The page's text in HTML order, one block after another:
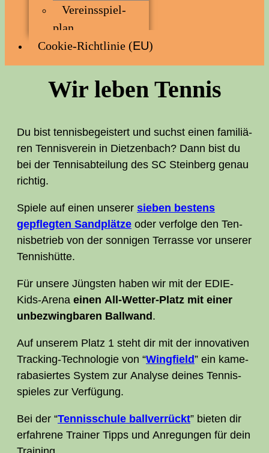
Ver­eins­spiel­
plan
Coo­kie-Rich­t­­li­­nie (EU)
Wir leben Tennis
Du bist ten­nis­be­geis­tert und suchst einen fami­liä­
ren Ten­nis­ver­ein in Diet­zen­bach? Dann bist du
bei der Tennis­abteilung des SC Stein­berg genau
richtig.
Spie­le auf einen unse­rer sie­ben bes­tens
gepfleg­ten Sand­plät­ze oder ver­fol­ge den Ten­
nis­be­trieb von der son­ni­gen Ter­ras­se vor unse­rer
Tennishütte.
Für unse­re Jüngs­ten haben wir mit der EDIE-
Kids-Are­na einen All-Wet­ter-Platz mit einer
unbe­zwing­ba­ren Ball­wand .
Auf unse­rem Platz 1 steht dir mit der inno­va­ti­ven
Track­ing-Tech­no­lo­gie von “Wing­field” ein kame­
ra­ba­sier­tes Sys­tem zur Ana­ly­se dei­nes Ten­nis­
spie­les zur Verfügung.
Bei der “Ten­nis­schu­le ball­ver­rückt” bie­ten dir
erfah­re­ne Trai­ner Tipps und Anre­gun­gen für dein